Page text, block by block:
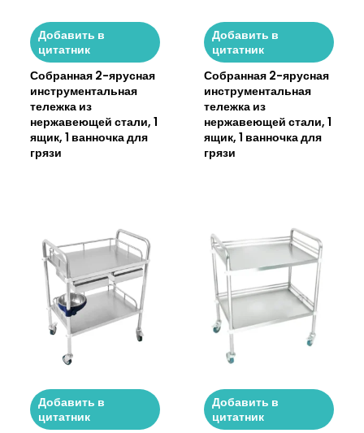
Добавить в
цитатник
Собранная 2-ярусная
инструментальная
тележка из
нержавеющей стали, 1
ящик, 1 ванночка для
грязи
Добавить в
цитатник
Собранная 2-ярусная
инструментальная
тележка из
нержавеющей стали, 1
ящик, 1 ванночка для
грязи
Добавить в
цитатник
Добавить в
цитатник